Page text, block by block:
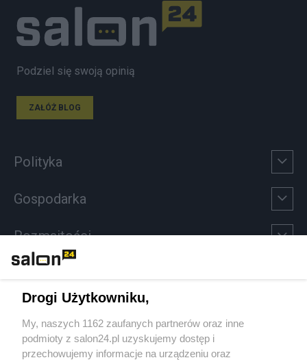
Podziel się swoją opinią
ZAŁÓŻ BLOG
Polityka
Gospodarka
Rozmaitości
Sport
Społeczeństwo
Drogi Użytkowniku,
My, naszych 1162 zaufanych partnerów oraz inne
podmioty z salon24.pl uzyskujemy dostęp i
przechowujemy informacje na urządzeniu oraz